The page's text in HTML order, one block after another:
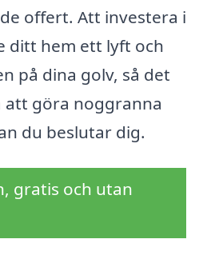
offert. Att investera i
ditt hem ett lyft och
på dina golv, så det
göra noggranna
du beslutar dig.
gratis och utan